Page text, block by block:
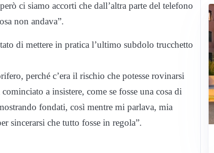
ci siamo accorti che dall’altra parte del telefono
non andava”.
di mettere in pratica l’ultimo subdolo trucchetto
perché c’era il rischio che potesse rovinarsi
a insistere, come se fosse una cosa di
fondati, così mentre mi parlava, mia
sincerarsi che tutto fosse in regola”.